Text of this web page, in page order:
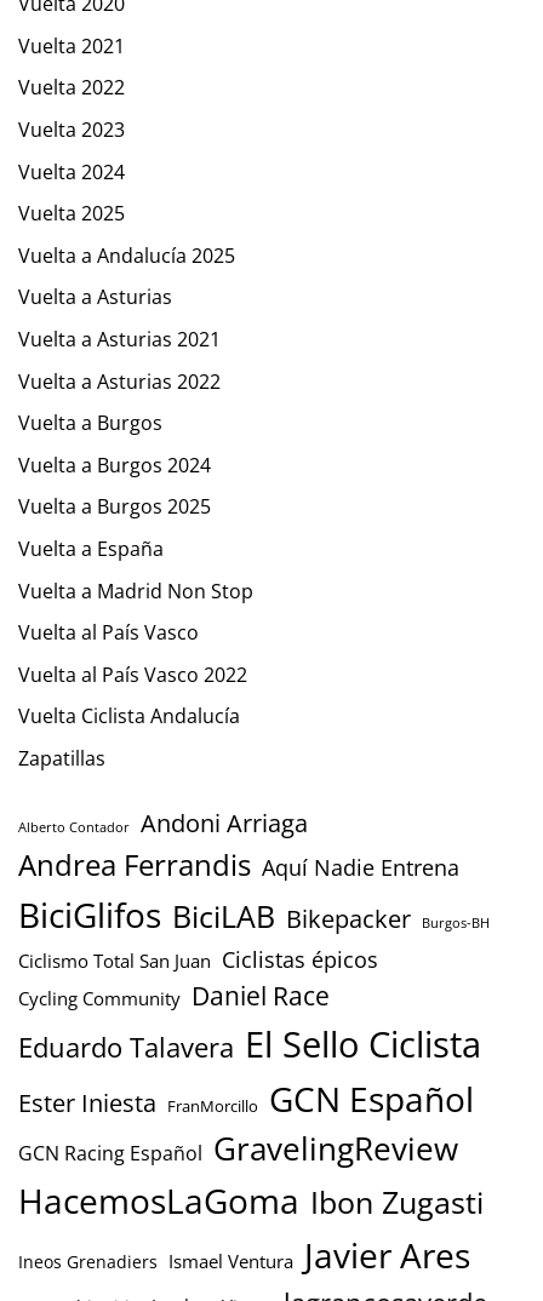
Vuelta 2021
Vuelta 2022
Vuelta 2023
Vuelta 2024
Vuelta 2025
Vuelta a Andalucía 2025
Vuelta a Asturias
Vuelta a Asturias 2021
Vuelta a Asturias 2022
Vuelta a Burgos
Vuelta a Burgos 2024
Vuelta a Burgos 2025
Vuelta a España
Vuelta a Madrid Non Stop
Vuelta al País Vasco
Vuelta al País Vasco 2022
Vuelta Ciclista Andalucía
Zapatillas
Alberto Contador Andoni Arriaga
Andrea Ferrandis Aquí Nadie Entrena
BiciGlifos BiciLAB Bikepacker Burgos-BH
Ciclismo Total San Juan Ciclistas épicos
Cycling Community Daniel Race
Eduardo Talavera El Sello Ciclista
Ester Iniesta FranMorcillo GCN Español
GCN Racing Español GravelingReview
HacemosLaGoma Ibon Zugasti
Ineos Grenadiers Ismael Ventura Javier Ares